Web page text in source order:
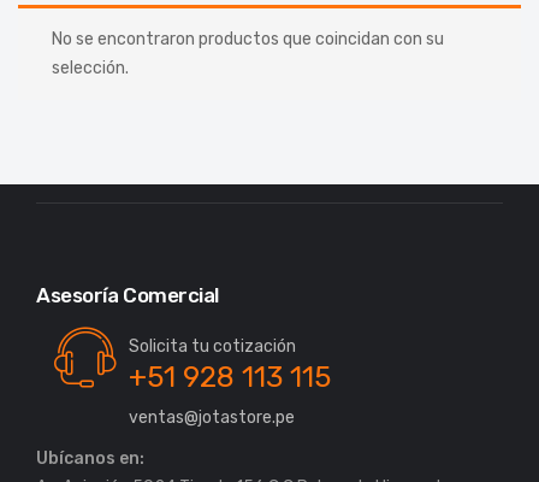
No se encontraron productos que coincidan con su
selección.
Asesoría Comercial
Solicita tu cotización
+51 928 113 115
ventas@jotastore.pe
Ubícanos en: